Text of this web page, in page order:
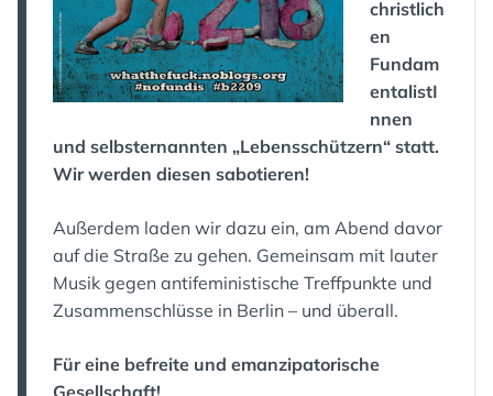
christlich
en
Fundam
entalistI
nnen
und selbsternannten „Lebensschützern“ statt.
Wir werden diesen sabotieren!
Außerdem laden wir dazu ein, am Abend davor
auf die Straße zu gehen. Gemeinsam mit lauter
Musik gegen antifeministische Treffpunkte und
Zusammenschlüsse in Berlin – und überall.
Für eine befreite und emanzipatorische